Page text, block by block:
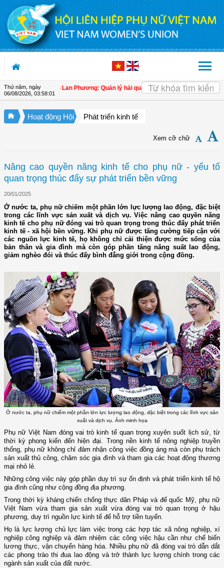
Truy cập nội dung luôn
Thứ năm, ngày
06/08/2026, 03:58:02
hội Trần Lan Phương: Quản lý hải quan cần giúp doanh nghiệp làm
Hoạt động Hội Phát triển kinh tế
Xem cỡ chữ
Nâng cao quyền năng kinh tế cho phụ nữ - yếu tố
quan trọng thúc đẩy sự phát triển bền vững
20/01/2025
Ở nước ta, phụ nữ chiếm một phần lớn lực lượng lao động, đặc biệt
trong các lĩnh vực sản xuất và dịch vụ. Việc nâng cao quyền năng
kinh tế cho phụ nữ đóng vai trò quan trọng trong thúc đẩy phát triển
kinh tế - xã hội bền vững. Khi phụ nữ được tăng cường tiếp cận với
các nguồn lực kinh tế, họ không chỉ cải thiện được mức sống của
bản thân và gia đình mà còn góp phần tăng năng suất lao động,
giảm nghèo đói và thúc đẩy bình đẳng giới trong cộng đồng.
Ở nước ta, phụ nữ chiếm một phần lớn lực lượng lao động, đặc biệt trong các lĩnh vực sản
xuất và dịch vụ. Ảnh minh họa
Phụ nữ Việt Nam đóng vai trò kinh tế quan trọng xuyên suốt lịch sử, từ
thời kỳ phong kiến đến hiện đại. Trong nền kinh tế nông nghiệp truyền
thống, phụ nữ không chỉ đảm nhận công việc đồng áng mà còn phụ trách
sản xuất thủ công, chăm sóc gia đình và tham gia các hoạt động thương
mại nhỏ lẻ.
Những công việc này góp phần duy trì sự ổn định và phát triển kinh tế hộ
gia đình cũng như cộng đồng địa phương.
Trong thời kỳ kháng chiến chống thực dân Pháp và đế quốc Mỹ, phụ nữ
Việt Nam vừa tham gia sản xuất vừa đóng vai trò quan trọng ở hậu
phương, duy trì nguồn lực kinh tế để hỗ trợ tiền tuyến.
Họ là lực lượng chủ lực làm việc trong các hợp tác xã nông nghiệp, xí
nghiệp công nghiệp và đảm nhiệm các công việc hậu cần như chế biến
lương thực, vận chuyển hàng hóa. Nhiều phụ nữ đã đóng vai trò dẫn dắt
các phong trào thi đua lao động và trở thành lực lượng chính trong các
ngành sản xuất của đất nước.